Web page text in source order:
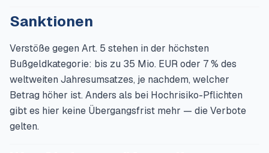
Sanktionen
Verstöße gegen Art. 5 stehen in der höchsten
Bußgeldkategorie: bis zu 35 Mio. EUR oder 7 % des
weltweiten Jahresumsatzes, je nachdem, welcher
Betrag höher ist. Anders als bei Hochrisiko-Pflichten
gibt es hier keine Übergangsfrist mehr — die Verbote
gelten.